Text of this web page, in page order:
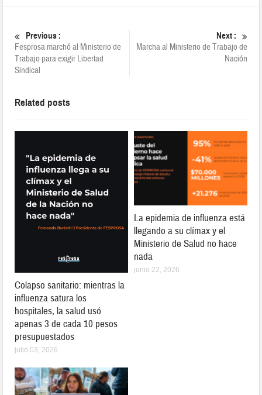
Previous :
Fesprosa marchó al Ministerio de
Trabajo para exigir Libertad
Sindical
Next :
Marcha al Ministerio de Trabajo de
Nación
Related posts
Colapso sanitario: mientras la
influenza satura los
hospitales, la salud usó
apenas 3 de cada 10 pesos
presupuestados
julio 03, 2026
La epidemia de influenza está
llegando a su clímax y el
Ministerio de Salud no hace
nada
junio 22, 2026